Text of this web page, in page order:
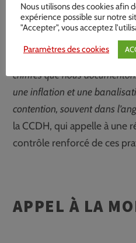
Alors que les pouvoirs
réduction des mesures de
chiffres que nous
une inflation et une
contention, souvent dans
la CCDH, qui appelle à une
contrôle renforcé de ces
APPEL À LA
Nous utilisons des cookies afin
expérience possible sur notre
"Accepter", vous acceptez
Paramètres des cookies